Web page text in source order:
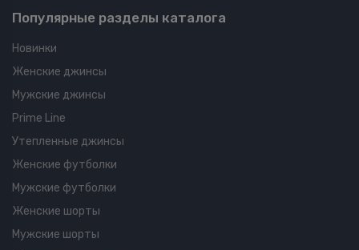
Популярные разделы каталога
Новинки
Женские джинсы
Мужские джинсы
Prime Line
Утепленные джинсы
Женские футболки
Мужские футболки
Женские шорты
Мужские шорты